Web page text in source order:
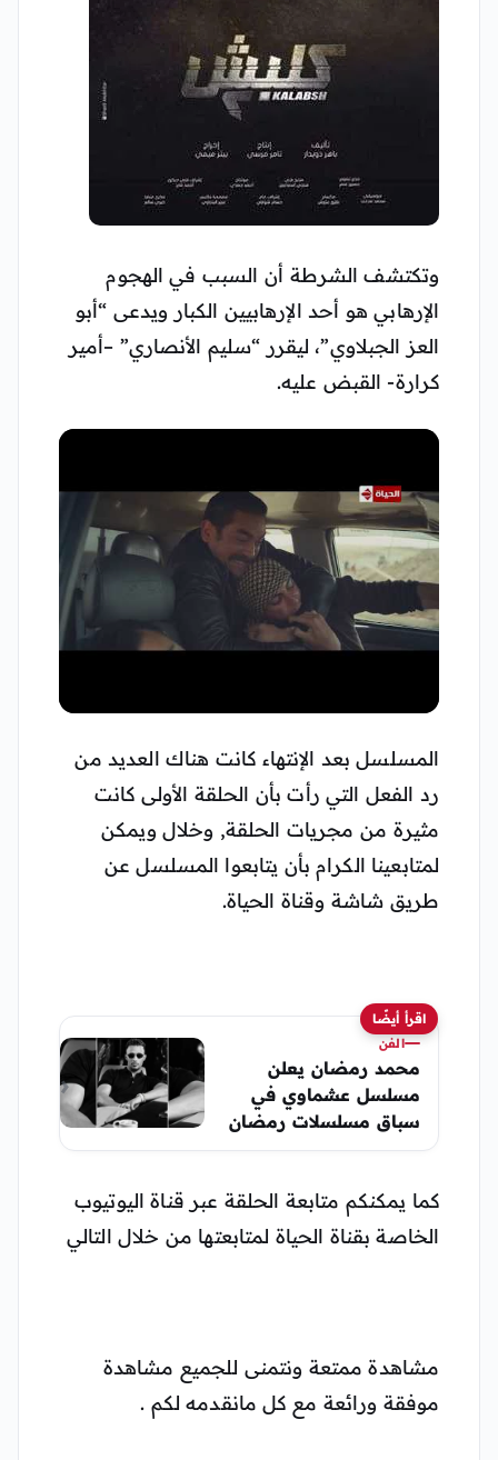
وتكتشف الشرطة أن السبب في الهجوم
الإرهابي هو أحد الإرهابيين الكبار ويدعى “أبو
العز الجبلاوي”، ليقرر “سليم الأنصاري” –أمير
كرارة- القبض عليه.
▶
المسلسل بعد الإنتهاء كانت هناك العديد من
رد الفعل التي رأت بأن الحلقة الأولى كانت
مثيرة من مجريات الحلقة, وخلال ويمكن
لمتابعينا الكرام بأن يتابعوا المسلسل عن
طريق شاشة وقناة الحياة.
اقرأ أيضًا
الفن
محمد رمضان يعلن
مسلسل عشماوي في
سباق مسلسلات رمضان
2027
كما يمكنكم متابعة الحلقة عبر قناة اليوتيوب
الخاصة بقناة الحياة لمتابعتها من خلال التالي
مشاهدة ممتعة ونتمنى للجميع مشاهدة
موفقة ورائعة مع كل مانقدمه لكم .